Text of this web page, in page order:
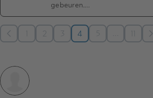
gebeuren.…
2 3 4 5